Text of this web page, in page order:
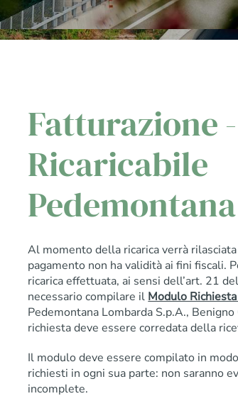
Fatturazione -
Ricaricabile
Pedemontana
Al momento della ricarica verrà
pagamento non ha validità ai fini fiscali.
ricarica effettuata, ai sensi dell’art. 21
necessario compilare il Modulo
Pedemontana Lombarda S.p.A.,
richiesta deve essere corredata della
Il modulo deve essere compilato in
richiesti in ogni sua parte: non saranno
incomplete.